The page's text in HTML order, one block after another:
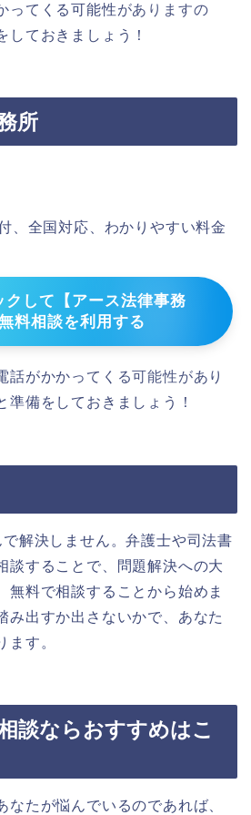
ってくる可能性がありますの
しておきましょう！
所
、全国対応、わかりやすい料金
クして【アース法律事務
料相談を利用する
がかかってくる可能性があり
準備をしておきましょう！
解決しません。弁護士や司法書
談することで、問題解決への大
無料で相談することから始めま
み出すか出さないかで、あなた
ます。
談ならおすすめはこ
なたが悩んでいるのであれば、